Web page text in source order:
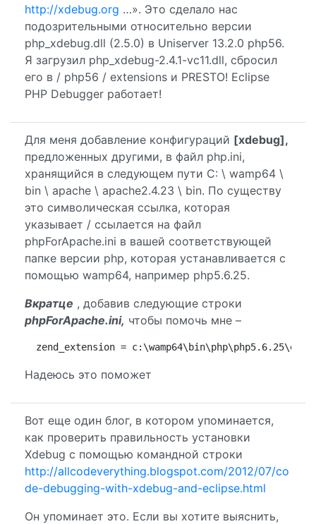
http://xdebug.org …». Это сделало нас
подозрительными относительно версии
php_xdebug.dll (2.5.0) в Uniserver 13.2.0 php56.
Я загрузил php_xdebug-2.4.1-vc11.dll, сбросил
его в / php56 / extensions и PRESTO! Eclipse
PHP Debugger работает!
Для меня добавление конфигураций [xdebug],
предложенных другими, в файл php.ini,
хранящийся в следующем пути C: \ wamp64 \
bin \ apache \ apache2.4.23 \ bin. По существу
это символическая ссылка, которая
указывает / ссылается на файл
phpForApache.ini в вашей соответствующей
папке версии php, которая устанавливается с
помощью wamp64, например php5.6.25.
Вкратце , добавив следующие строки
phpForApache.ini, чтобы помочь мне –
zend_extension =
Надеюсь это поможет
Вот еще один блог, в котором упоминается,
как проверить правильность установки
Xdebug с помощью командной строки
http://allcodeverything.blogspot.com/2012/07/co
de-debugging-with-xdebug-and-eclipse.html
Он упоминает это. Если вы хотите выяснить,